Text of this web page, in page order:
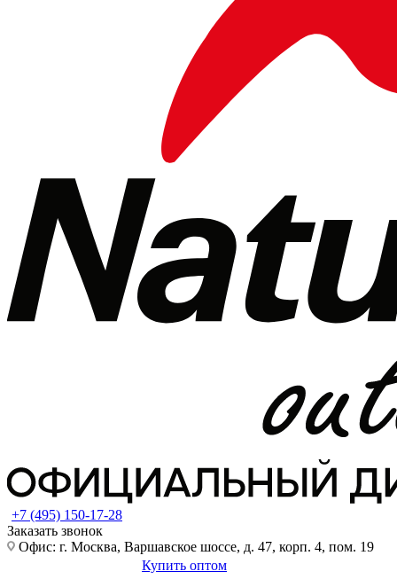
+7 (495) 150-17-28
Заказать звонок
Офис: г. Москва, Варшавское шоссе, д. 47, корп. 4, пом. 19
Купить оптом